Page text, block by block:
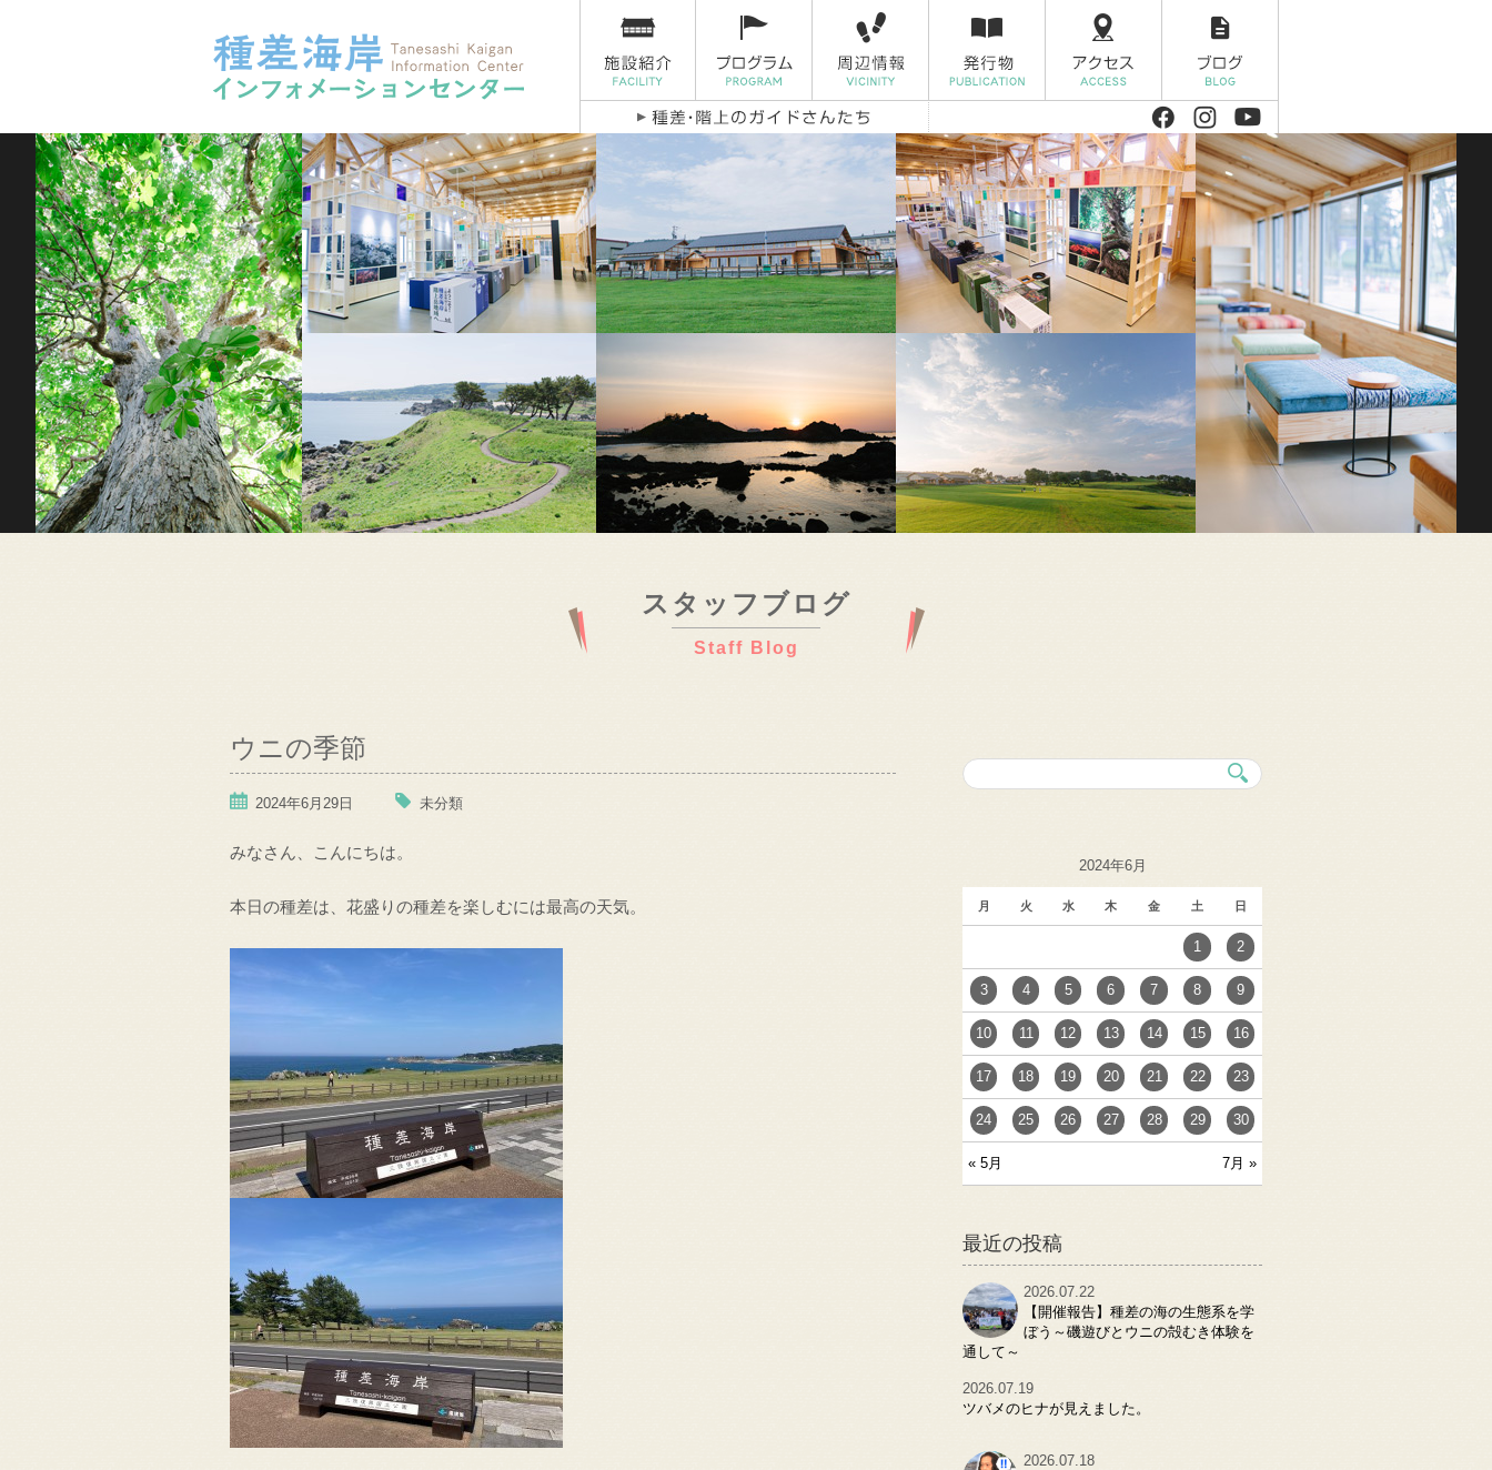
スタッフブログ
Staff Blog
ウニの季節
2024年6月29日 未分類
みなさん、こんにちは。
本日の種差は、花盛りの種差を楽しむには最高の天気。
2024年6月
月 火 水 木 金 土 日
« 5月 7月 »
1 2
3 4 5 6 7 8 9
10 11 12 13 14 15 16
17 18 19 20 21 22 23
24 25 26 27 28 29 30
最近の投稿
2026.07.22
【開催報告】種差の海の生態系を学
ぼう～磯遊びとウニの殻むき体験を
通して～
2026.07.19
ツバメのヒナが見えました。
2026.07.18